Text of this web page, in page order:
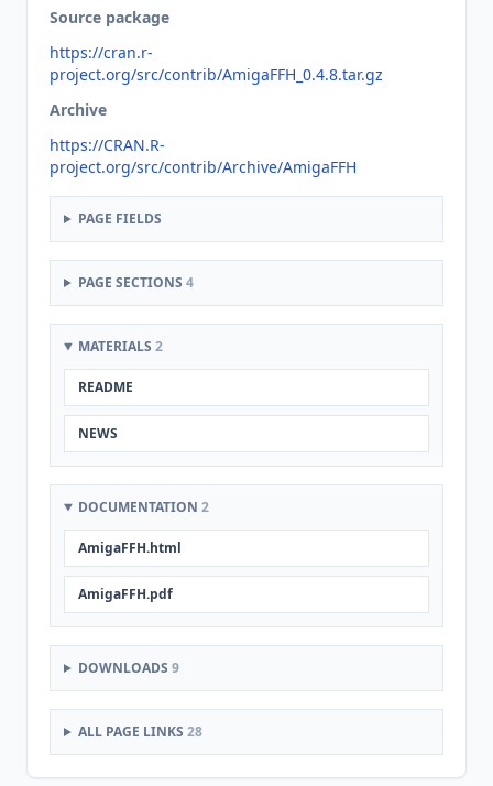
Source package
https://cran.r-
project.org/src/contrib/AmigaFFH_0.4.8.tar.gz
Archive
https://CRAN.R-
project.org/src/contrib/Archive/AmigaFFH
PAGE FIELDS
PAGE SECTIONS 4
MATERIALS 2
README
NEWS
DOCUMENTATION 2
AmigaFFH.html
AmigaFFH.pdf
DOWNLOADS 9
ALL PAGE LINKS 28